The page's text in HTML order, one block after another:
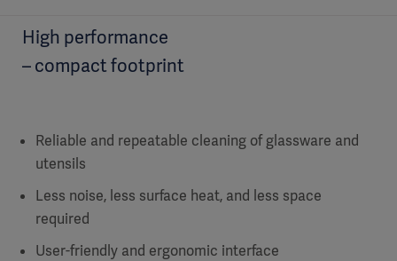
High performance
– compact footprint
Reliable and repeatable cleaning of glassware and
utensils
Less noise, less surface heat, and less space
required
User-friendly and ergonomic interface